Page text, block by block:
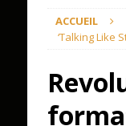
ACCUEIL
‘Talking Like